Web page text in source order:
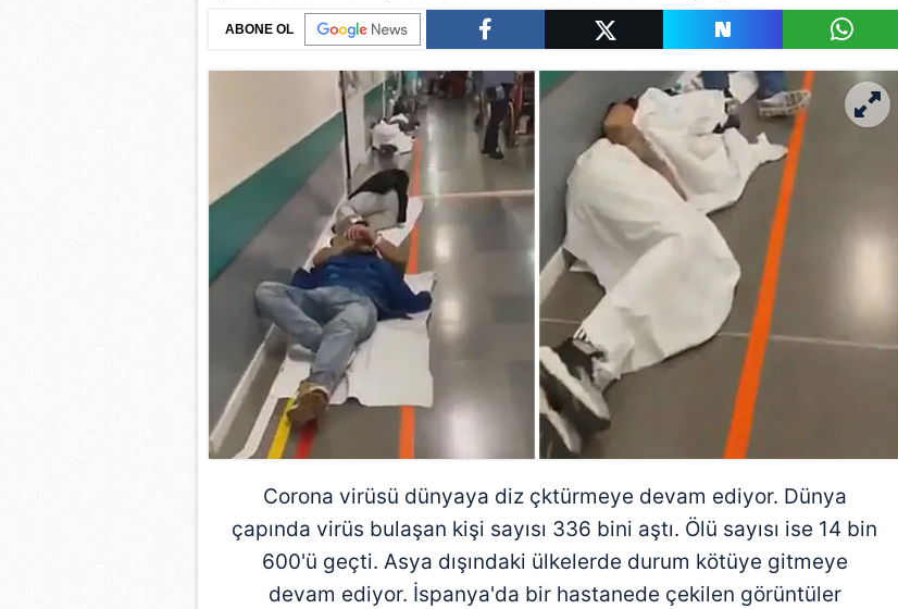
ABONE OL
Corona virüsü dünyaya diz çktürmeye devam ediyor. Dünya
çapında virüs bulaşan kişi sayısı 336 bini aştı. Ölü sayısı ise 14 bin
600'ü geçti. Asya dışındaki ülkelerde durum kötüye gitmeye
devam ediyor. İspanya'da bir hastanede çekilen görüntüler